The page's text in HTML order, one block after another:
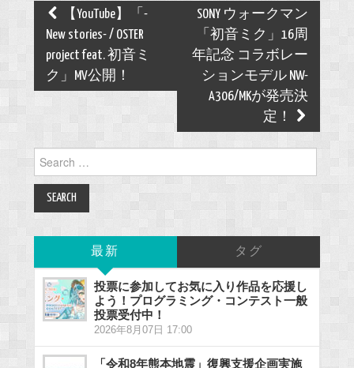
Post
navigation
【YouTube】「-
New stories- / OSTER
project feat. 初音ミ
ク」MV公開！
SONY ウォークマン
「初音ミク」16周
年記念 コラボレー
ションモデル NW-
A306/MKが発売決
定！
Search
for:
最新 タグ
投票に参加してお気に入り作品を応援し
よう！プログラミング・コンテスト一般
投票受付中！
2026年8月07日 17:00
「令和8年熊本地震」復興支援企画実施